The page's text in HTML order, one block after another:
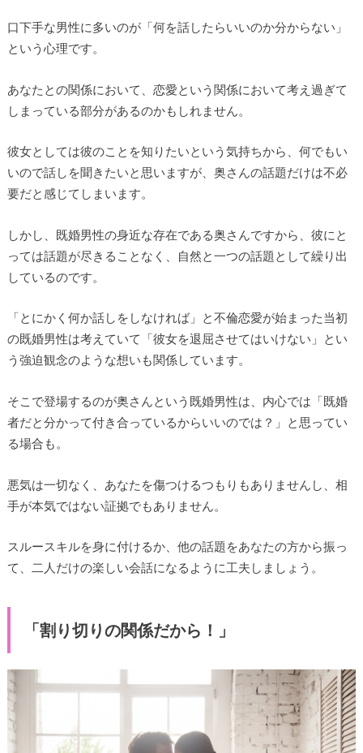
口下手な男性に多いのが「何を話したらいいのか分からない」
という心理です。
あなたとの関係において、恋愛という関係において考え過ぎて
しまっている部分があるのかもしれません。
彼女としては彼のことを知りたいという気持ちから、何でもい
いので話しを聞きたいと思いますが、奥さんの話題だけは不必
要だと感じてしまいます。
しかし、既婚男性の身近な存在である奥さんですから、彼にと
っては話題が尽きることなく、自然と一つの話題として繰り出
しているのです。
「とにかく何か話しをしなければ」と不倫恋愛が始まった当初
の既婚男性は考えていて「彼女を退屈させてはいけない」とい
う強迫観念のような想いも関係しています。
そこで登場するのが奥さんという既婚男性は、内心では「既婚
者だと分かって付き合っているからいいのでは？」と思ってい
る場合も。
悪気は一切なく、あなたを傷つけるつもりもありませんし、相
手が本気ではない証拠でもありません。
スルースキルを身に付けるか、他の話題をあなたの方から振っ
て、二人だけの楽しい会話になるように工夫しましょう。
「割り切りの関係だから！」